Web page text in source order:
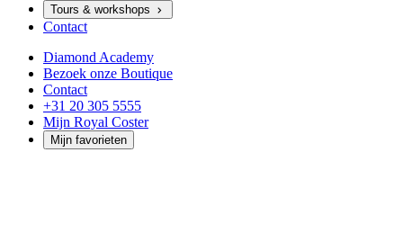
Tours & workshops
Contact
Diamond Academy
Bezoek onze Boutique
Contact
+31 20 305 5555
Mijn Royal Coster
Mijn favorieten